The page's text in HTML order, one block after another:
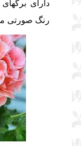
دارای
رنگ صورتی